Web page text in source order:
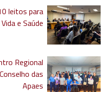
leitos para
e Saúde
Regional
das
Apaes